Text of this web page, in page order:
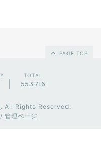
PAGE TOP
TOTAL
553716
. All Rights Reserved.
/ 管理ページ